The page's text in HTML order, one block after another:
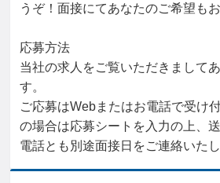
うぞ！面接にてあなたのご希望も
応募方法
当社の求人をご覧いただきまして
す。
ご応募はWebまたはお電話で受け
の場合は応募シートを入力の上、
電話とも別途面接日をご連絡いたし